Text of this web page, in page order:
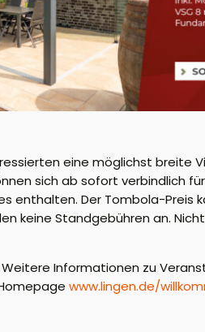
eine möglichst breite
sich ab sofort verbindlich
enthalten. Der Tombola-
keine Standgebühren an.
Informationen zu
www.lingen.de/